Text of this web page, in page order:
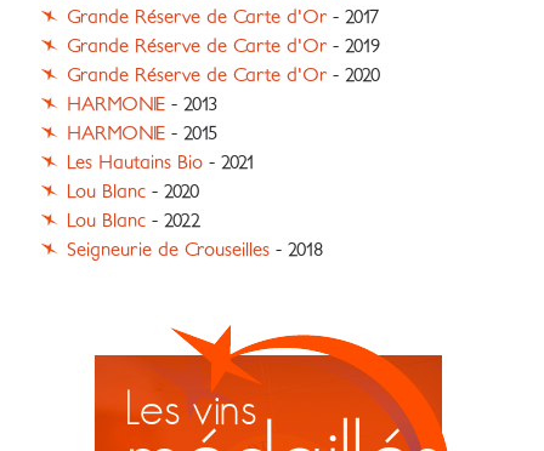
Grande Réserve de Carte d'Or - 2017
Grande Réserve de Carte d'Or - 2019
Grande Réserve de Carte d'Or - 2020
HARMONIE - 2013
HARMONIE - 2015
Les Hautains Bio - 2021
Lou Blanc - 2020
Lou Blanc - 2022
Seigneurie de Crouseilles - 2018
Les vins